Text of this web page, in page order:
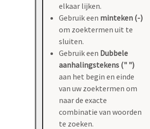
elkaar lijken.
Gebruik een minteken (-)
om zoektermen uit te
sluiten.
Gebruik een Dubbele
aanhalingstekens (" ")
aan het begin en einde
van uw zoektermen om
naar de exacte
combinatie van woorden
te zoeken.